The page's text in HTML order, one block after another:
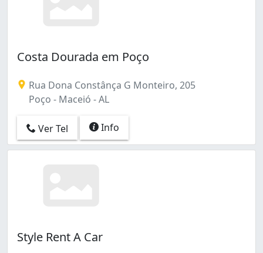
Costa Dourada em Poço
Rua Dona Constânça G Monteiro, 205
Poço - Maceió - AL
Ver Tel Info
Style Rent A Car